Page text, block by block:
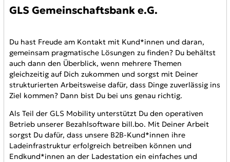
GLS Gemeinschaftsbank e.G.
Du hast Freude am Kontakt mit Kund*innen und daran,
gemeinsam pragmatische Lösungen zu finden? Du behältst
auch dann den Überblick, wenn mehrere Themen
gleichzeitig auf Dich zukommen und sorgst mit Deiner
strukturierten Arbeitsweise dafür, dass Dinge zuverlässig ins
Ziel kommen? Dann bist Du bei uns genau richtig.
Als Teil der GLS Mobility unterstützt Du den operativen
Betrieb unserer Bezahlsoftware bill.bo. Mit Deiner Arbeit
sorgst Du dafür, dass unsere B2B-Kund*innen ihre
Ladeinfrastruktur erfolgreich betreiben können und
Endkund*innen an der Ladestation ein einfaches und